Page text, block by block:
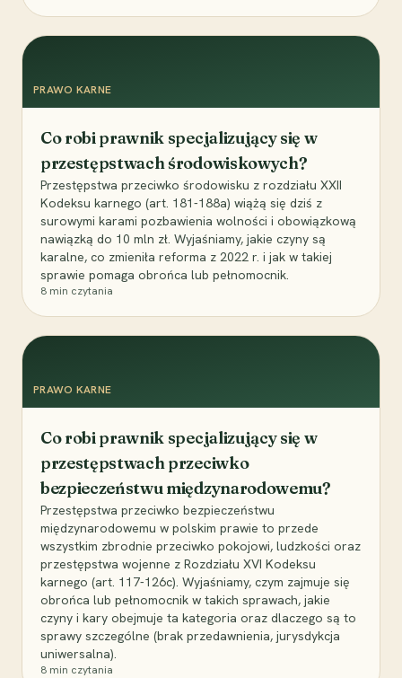
PRAWO KARNE
Co robi prawnik specjalizujący się w
przestępstwach środowiskowych?
Przestępstwa przeciwko środowisku z rozdziału XXII
Kodeksu karnego (art. 181-188a) wiążą się dziś z
surowymi karami pozbawienia wolności i obowiązkową
nawiązką do 10 mln zł. Wyjaśniamy, jakie czyny są
karalne, co zmieniła reforma z 2022 r. i jak w takiej
sprawie pomaga obrońca lub pełnomocnik.
8 min czytania
PRAWO KARNE
Co robi prawnik specjalizujący się w
przestępstwach przeciwko
bezpieczeństwu międzynarodowemu?
Przestępstwa przeciwko bezpieczeństwu
międzynarodowemu w polskim prawie to przede
wszystkim zbrodnie przeciwko pokojowi, ludzkości oraz
przestępstwa wojenne z Rozdziału XVI Kodeksu
karnego (art. 117-126c). Wyjaśniamy, czym zajmuje się
obrońca lub pełnomocnik w takich sprawach, jakie
czyny i kary obejmuje ta kategoria oraz dlaczego są to
sprawy szczególne (brak przedawnienia, jurysdykcja
uniwersalna).
8 min czytania